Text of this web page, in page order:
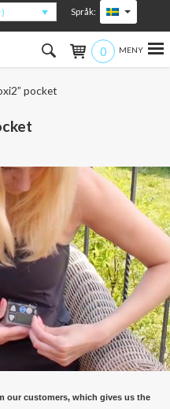
Språk:
0
pocket
our customers, which gives us the